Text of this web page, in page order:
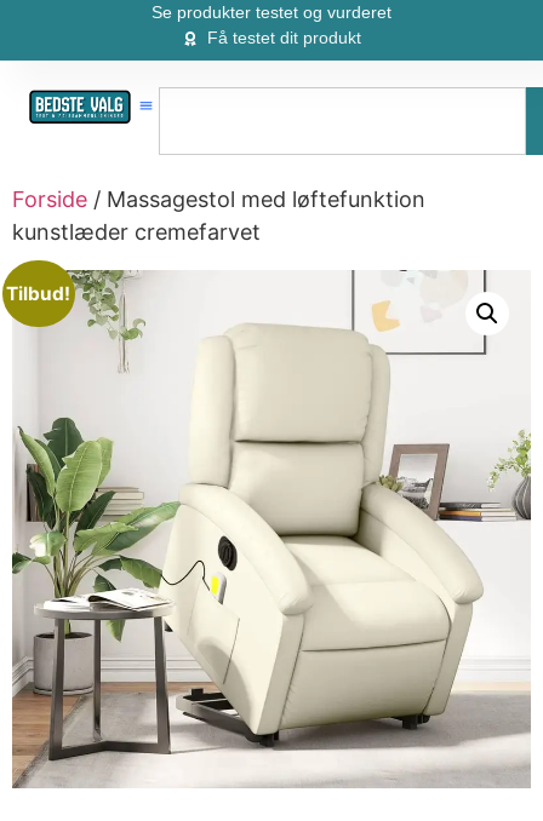
Se produkter testet og vurderet
Få testet dit produkt
Forside / Massagestol med løftefunktion
kunstlæder cremefarvet
Tilbud!